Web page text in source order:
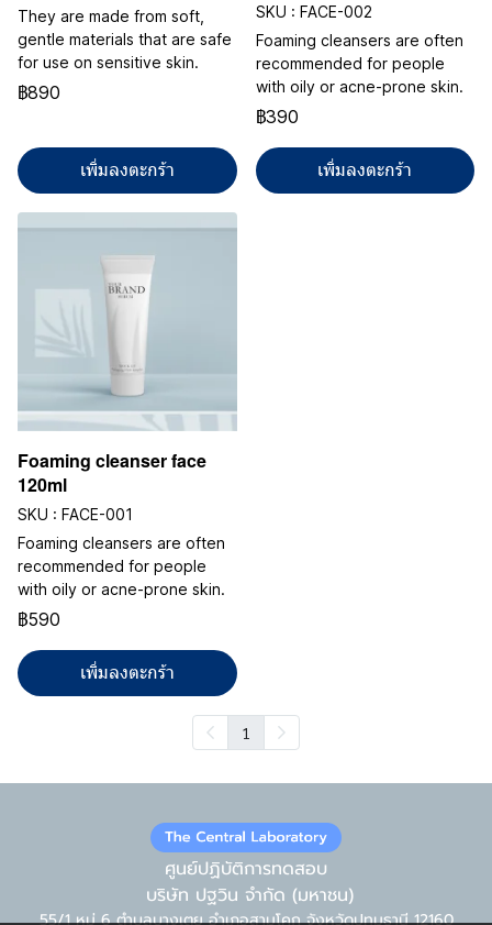
They are made from soft,
gentle materials that are safe
for use on sensitive skin.
฿890
เพิ่มลงตะกร้า
SKU : FACE-002
Foaming cleansers are often
recommended for people
with oily or acne-prone skin.
฿390
เพิ่มลงตะกร้า
Foaming cleanser face
120ml
SKU : FACE-001
Foaming cleansers are often
recommended for people
with oily or acne-prone skin.
฿590
เพิ่มลงตะกร้า
1
ศูนย์ปฏิบัติการทดสอบ
บริษัท ปฐวิน จำกัด (มหาชน)
55/1 หมู่ 6 ตำบลบางเตย อำเภอสามโคก จังหวัดปทุมธานี 12160